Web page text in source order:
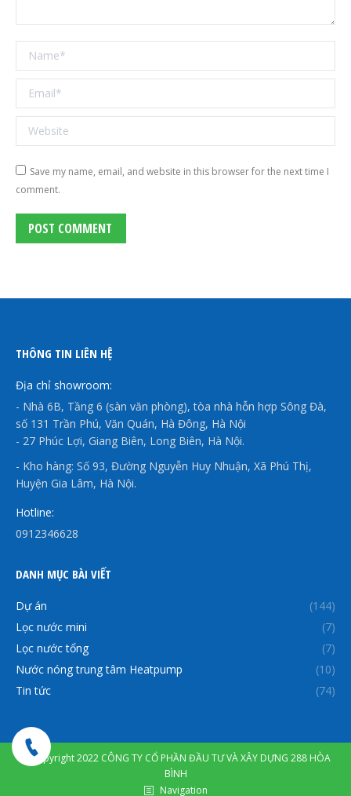
Name *
Email *
Website
Save my name, email, and website in this browser for the next time I
comment.
POST COMMENT
THÔNG TIN LIÊN HỆ
Địa chỉ showroom:
- Nhà 6B, Tầng 6 (sàn văn phòng), tòa nhà hỗn hợp Sông Đà,
số 131 Trần Phú, Văn Quán, Hà Đông, Hà Nội
- 27 Phúc Lợi, Giang Biên, Long Biên, Hà Nội.
- Kho hàng: Số 93, Đường Nguyễn Huy Nhuận, Xã Phú Thị,
Huyện Gia Lâm, Hà Nội.
Hotline:
0912346628
DANH MỤC BÀI VIẾT
Dự án
(144)
Lọc nước mini
(7)
Lọc nước tổng
(7)
Nước nóng trung tâm Heatpump
(10)
Tin tức
(74)
© Copyright 2022 CÔNG TY CỔ PHẦN ĐẦU TƯ VÀ XÂY DỰNG 288 HÒA
BÌNH
Navigation